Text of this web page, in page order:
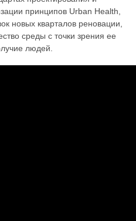
принципов Urban Health,
новых кварталов реновации,
среды с точки зрения ее
людей.